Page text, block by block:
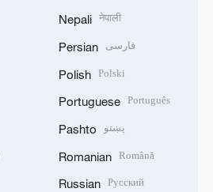
Nepali नेपाली
Persian فارسی
Polish Polski
Portuguese Português
Pashto پښتو
Romanian Română
Russian Русский